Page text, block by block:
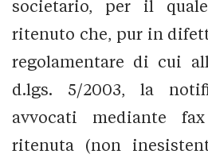
societario, per il
ritenuto che, pur in
regolamentare di cui
d.lgs. 5/2003, la
avvocati mediante
ritenuta (non